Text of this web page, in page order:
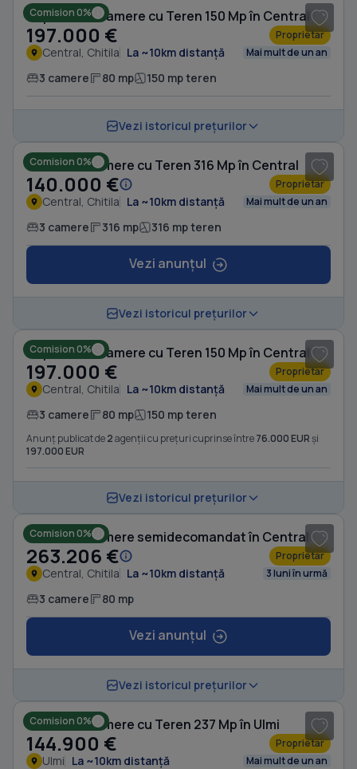
Comision 0%
Duplex cu 3 camere cu Teren 150 Mp în Central
197.000 € Proprietar
Central, Chitila La ~10km distanță Mai mult de un an
3 camere 80 mp 150 mp teren
Vezi istoricul prețurilor
Comision 0%
Casă cu 3 camere cu Teren 316 Mp în Central
140.000 € Proprietar
Central, Chitila La ~10km distanță Mai mult de un an
3 camere 316 mp 316 mp teren
Vezi anunțul
Vezi istoricul prețurilor
Comision 0%
Duplex cu 3 camere cu Teren 150 Mp în Central
197.000 € Proprietar
Central, Chitila La ~10km distanță Mai mult de un an
3 camere 80 mp 150 mp teren
Anunț publicat de2agenții cu prețuri cuprinse între76.000 EURși
197.000 EUR
Vezi istoricul prețurilor
Comision 0%
Casă cu 3 camere semidecomandat în Central
263.206 € Proprietar
Central, Chitila La ~10km distanță 3 luni în urmă
3 camere 80 mp
Vezi anunțul
Vezi istoricul prețurilor
Comision 0%
Casă cu 3 camere cu Teren 237 Mp în Ulmi
144.900 € Proprietar
Ulmi La ~10km distanță Mai mult de un an